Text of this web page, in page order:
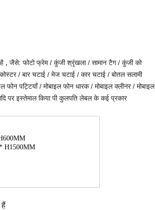
, जैसे: फोटो फ्रेम / कुंजी श्रृंखला / सामान टैग / कुंजी को
/ बार चटाई / मेज चटाई / कार चटाई / बोतल सलामी
फोन पट्टियाँ / मोबाइल फोन धारक / मोबाइल क्लीनर / मोबाइल
पर इस्तेमाल किया पी कुलपति लेबल के कई प्रकार
H1500MM
हैं